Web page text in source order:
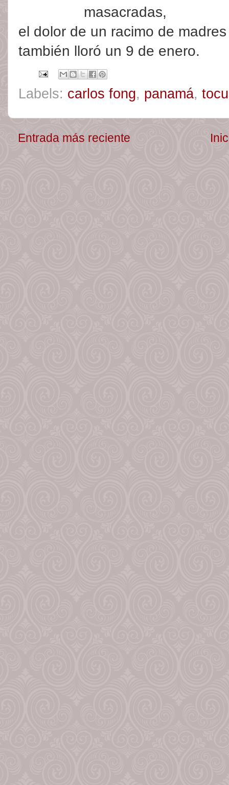
masacradas,
el dolor de un racimo de
también lloró un 9 de enero.
Labels: carlos fong, panamá,
Entrada más reciente